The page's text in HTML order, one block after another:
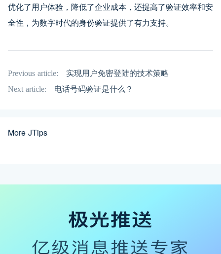
优化了用户体验，降低了企业成本，还提高了验证效率和安
全性，为数字时代的身份验证提供了有力支持。
Previous article:
实现用户免密登陆的技术策略
Next article:
电话号码验证是什么？
More JTips